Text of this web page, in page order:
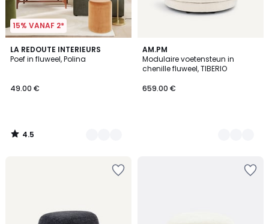
15% VANAF 2*
LA REDOUTE INTERIEURS
Poef in fluweel, Polina
49.00 €
4.5
/ 5
3
Kleuren
4.5
/
AM.PM
Modulaire voetensteun in
chenille fluweel, TIBERIO
659.00 €
8
Kleuren